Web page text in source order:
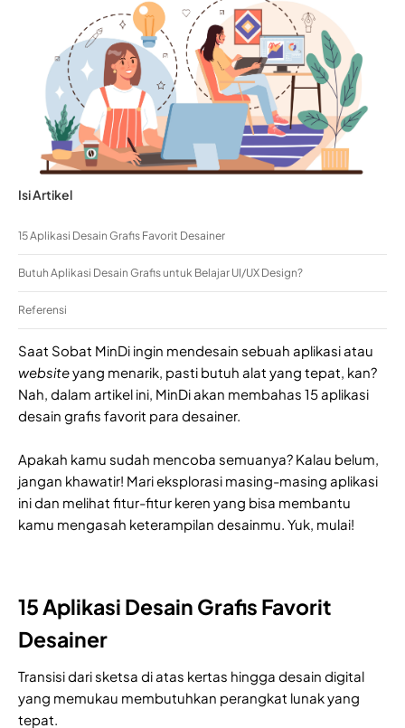
Isi Artikel
15 Aplikasi Desain Grafis Favorit Desainer
Butuh Aplikasi Desain Grafis untuk Belajar UI/UX Design?
Referensi
Saat Sobat MinDi ingin mendesain sebuah aplikasi atau
websiteyang menarik, pasti butuh alat yang tepat, kan?
Nah, dalam artikel ini, MinDi akan membahas 15 aplikasi
desain grafis favorit para desainer.
Apakah kamu sudah mencoba semuanya? Kalau belum,
jangan khawatir! Mari eksplorasi masing-masing aplikasi
ini dan melihat fitur-fitur keren yang bisa membantu
kamu mengasah keterampilan desainmu. Yuk, mulai!
15 Aplikasi Desain Grafis Favorit
Desainer
Transisi dari sketsa di atas kertas hingga desain digital
yang memukau membutuhkan perangkat lunak yang
tepat.